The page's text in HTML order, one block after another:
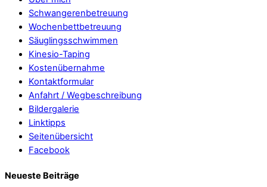
Schwangerenbetreuung
Wochenbettbetreuung
Säuglingsschwimmen
Kinesio-Taping
Kostenübernahme
Kontaktformular
Anfahrt / Wegbeschreibung
Bildergalerie
Linktipps
Seitenübersicht
Facebook
Neueste Beiträge